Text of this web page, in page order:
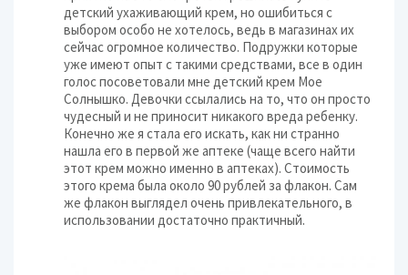
детский ухаживающий крем, но ошибиться с
выбором особо не хотелось, ведь в магазинах их
сейчас огромное количество. Подружки которые
уже имеют опыт с такими средствами, все в один
голос посоветовали мне детский крем Мое
Солнышко. Девочки ссылались на то, что он просто
чудесный и не приносит никакого вреда ребенку.
Конечно же я стала его искать, как ни странно
нашла его в первой же аптеке (чаще всего найти
этот крем можно именно в аптеках). Стоимость
этого крема была около 90 рублей за флакон. Сам
же флакон выглядел очень привлекательного, в
использовании достаточно практичный.